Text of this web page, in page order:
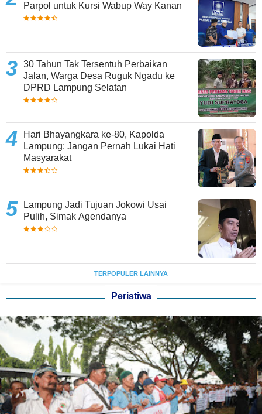
Parpol untuk Kursi Wabup Way Kanan
30 Tahun Tak Tersentuh Perbaikan
Jalan, Warga Desa Ruguk Ngadu ke
DPRD Lampung Selatan
Hari Bhayangkara ke-80, Kapolda
Lampung: Jangan Pernah Lukai Hati
Masyarakat
Lampung Jadi Tujuan Jokowi Usai
Pulih, Simak Agendanya
TERPOPULER LAINNYA
Peristiwa